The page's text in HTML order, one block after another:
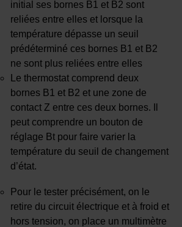
initial ses bornes B1 et B2 sont
reliées entre elles et lorsque la
température dépasse un seuil
prédéterminé ces bornes B1 et B2
ne sont plus reliées entre elles
Le thermostat comprend deux
bornes B1 et B2 et une zone de
contact Z entre ces deux bornes. Il
peut comprendre un bouton de
réglage Bt pour faire varier la
température du seuil de changement
d’état.
Pour le tester précisément, on le
retire du circuit électrique et à froid et
hors tension, on place un multimètre